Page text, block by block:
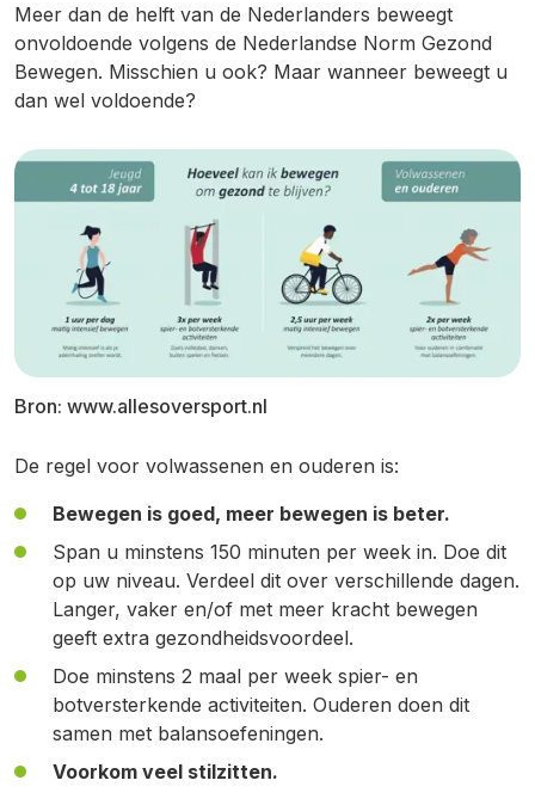
Meer dan de helft van de Nederlanders beweegt
onvoldoende volgens de Nederlandse Norm Gezond
Bewegen. Misschien u ook? Maar wanneer beweegt u
dan wel voldoende?
Bron: www.allesoversport.nl
De regel voor volwassenen en ouderen is:
Bewegen is goed, meer bewegen is beter.
Span u minstens 150 minuten per week in. Doe dit
op uw niveau. Verdeel dit over verschillende dagen.
Langer, vaker en/of met meer kracht bewegen
geeft extra gezondheidsvoordeel.
Doe minstens 2 maal per week spier- en
botversterkende activiteiten. Ouderen doen dit
samen met balansoefeningen.
Voorkom veel stilzitten.